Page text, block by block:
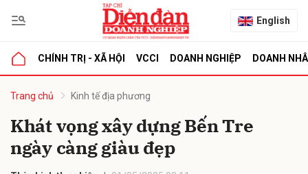
English
CHÍNH TRỊ - XÃ HỘI VCCI DOANH NGHIỆP DOANH
Trang chủ Kinh tế địa phương
Khát vọng xây dựng Bến Tre
ngày càng giàu đẹp
luận